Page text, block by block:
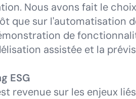
Nous avons fait le
que sur l'automatisation
de
assistée et la
ESG
revenue sur les enjeux